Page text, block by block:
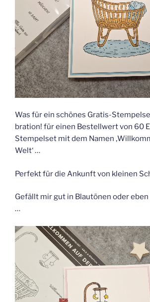
Was für ein schönes Gratis-
bration! für einen Bestellwert von 60
Stempelset mit dem Namen
Welt‘ …
Perfekt für die Ankunft von kleinen
Gefällt mir gut in Blautönen oder eben
…